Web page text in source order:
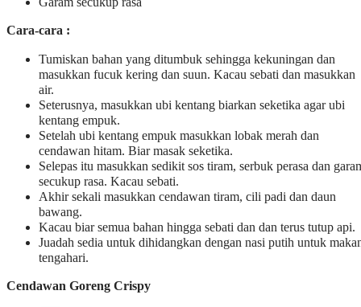
Cara-cara :
Tumiskan bahan yang ditumbuk sehingga kekuningan dan
masukkan fucuk kering dan suun. Kacau sebati dan masukkan
air.
Seterusnya, masukkan ubi kentang biarkan seketika agar ubi
kentang empuk.
Setelah ubi kentang empuk masukkan lobak merah dan
cendawan hitam. Biar masak seketika.
Selepas itu masukkan sedikit sos tiram, serbuk perasa dan
secukup rasa. Kacau sebati.
Akhir sekali masukkan cendawan tiram, cili padi dan daun
bawang.
Kacau biar semua bahan hingga sebati dan dan terus tutup api.
Juadah sedia untuk dihidangkan dengan nasi putih untuk
tengahari.
Cendawan Goreng Crispy